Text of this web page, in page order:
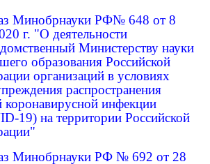
Минобрнауки РФ№ 648 от 8
г. "О деятельности
Министерству науки
образования Российской
организаций в условиях
распространения
коронавирусной инфекции
19) на территории Российской
Минобрнауки РФ № 692 от 28